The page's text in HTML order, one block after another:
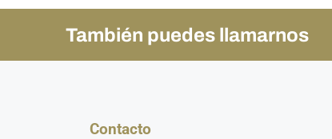
También puedes llamarnos
Contacto